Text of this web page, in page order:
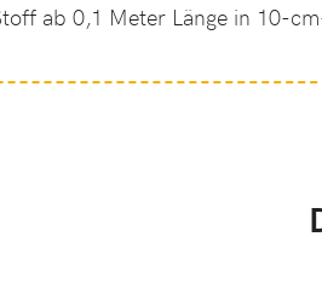
ab 0,1 Meter Länge in 10-